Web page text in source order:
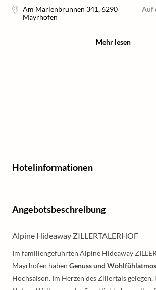
Am Marienbrunnen 341,6290
Mayrhofen
Auf
Mehr lesen
Hotelinformationen
Angebotsbeschreibung
Alpine Hideaway ZILLERTALERHOF
Im familiengeführten Alpine Hideaway
Mayrhofen haben Genuss und
Hochsaison. Im Herzen des Zillertals